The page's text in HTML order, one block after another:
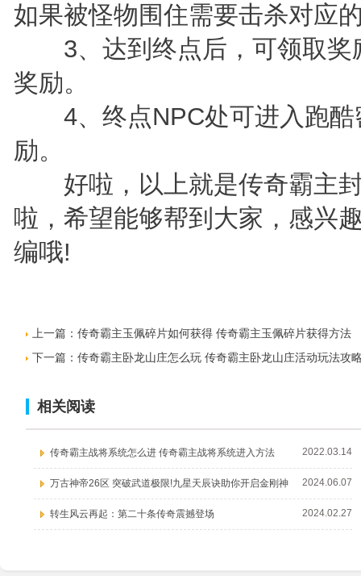
如果被怪物围住需要击杀对应
3、达到终点后，可领取奖
奖励。
4、终点NPC处可进入跑酷
励。
好啦，以上就是传奇霸主封
啦，希望能够帮到大家，感兴
编哦!
上一篇： 传奇霸主玉佩碎片如何获得 传奇霸主玉佩碎片获得方法
下一篇： 传奇霸主卧龙山庄怎么玩 传奇霸主卧龙山庄活动玩法攻
相关阅读
传奇霸主战将系统怎么进 传奇霸主战将系统进入方法 2022.03.14
万古神帝26区 突破武道极限!九星天辰诀助你开启金刚神 2024.06.07
转生风云再起：第二十条传奇震撼登场 2024.02.27